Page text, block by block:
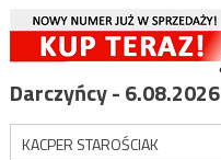
Darczyńcy - 6.08.2026
KACPER STAROŚCIAK